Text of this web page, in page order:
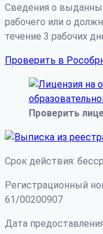
Сведения о
рабочего или о
течение 3 рабочих
Проверить в
Проверить
Срок действия:
Регистрационный
61/00200907
Дата